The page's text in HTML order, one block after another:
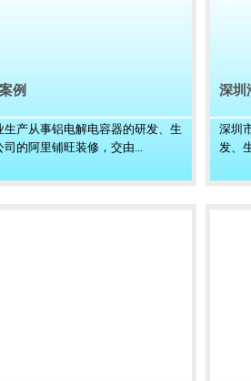
例
产从事铝电解电容器的研发、生
的阿里铺旺装修，交由...
深圳
深圳
发、